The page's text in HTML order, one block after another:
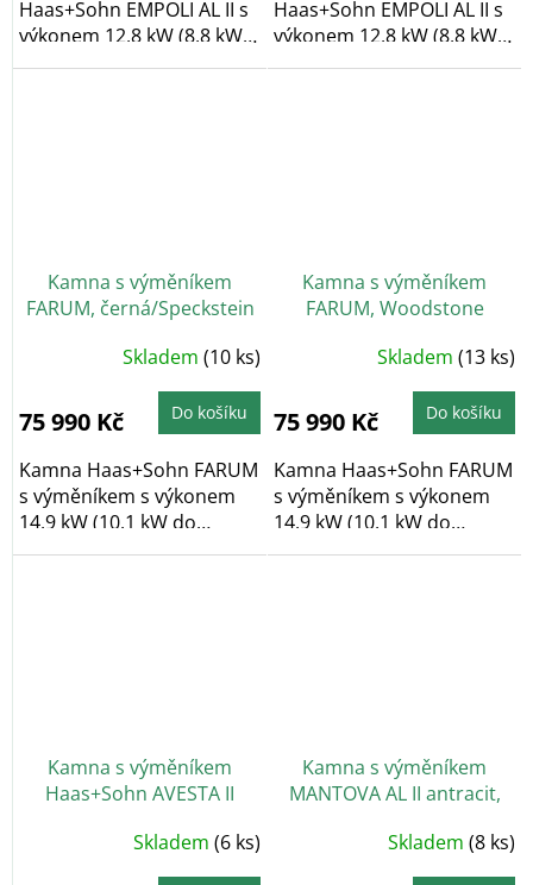
Haas+Sohn EMPOLI AL II s
výkonem 12,8 kW (8,8 kW
do vody/4 kW do...
Haas+Sohn EMPOLI AL II s
výkonem 12,8 kW (8,8 kW
do vody/4 kW do...
Kamna s výměníkem
FARUM, černá/Speckstein
Skladem (10 ks)
75 990 Kč Do košíku
Kamna Haas+Sohn FARUM
s výměníkem s výkonem
14,9 kW (10,1 kW do
vody/4,8 kW do...
Kamna s výměníkem
FARUM, Woodstone
Skladem (13 ks)
75 990 Kč Do košíku
Kamna Haas+Sohn FARUM
s výměníkem s výkonem
14,9 kW (10,1 kW do
vody/4,8 kW do...
Kamna s výměníkem
Haas+Sohn AVESTA II
Skladem (6 ks)
Kamna s výměníkem
MANTOVA AL II antracit,
Skladem (8 ks)